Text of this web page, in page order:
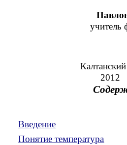
учитель
2012
Введение
Понятие температура